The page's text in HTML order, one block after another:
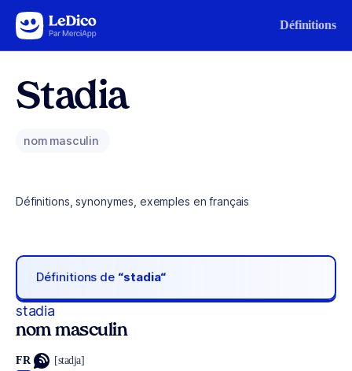
Aller au contenu Définitions
Stadia
nom masculin
Définitions, synonymes, exemples en français
Définitions de “stadia“
stadia
nom masculin
FR [stadja]